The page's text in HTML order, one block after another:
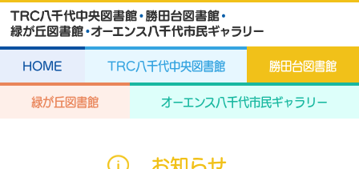
HOME TRC八千代中央図書館 勝田台図書館
緑が丘図書館 オーエンス八千代市民ギャラリー